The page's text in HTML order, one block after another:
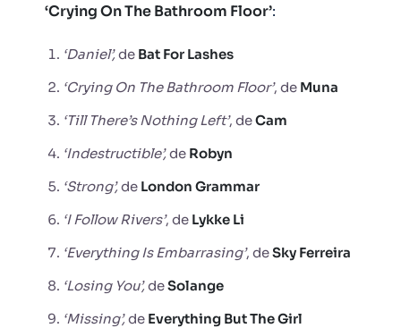
‘Crying On The Bathroom Floor’:
‘Daniel’,de Bat For Lashes
‘Crying On The Bathroom Floor’, de Muna
‘Till There’s Nothing Left’, deCam
‘Indestructible’,de Robyn
‘Strong’,de London Grammar
‘I Follow Rivers’, de Lykke Li
‘Everything Is Embarrasing’, deSky Ferreira
‘Losing You’,deSolange
‘Missing’,de Everything But The Girl